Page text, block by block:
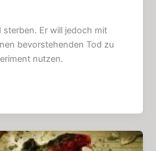
sterben. Er will jedoch mit
bevorstehenden Tod zu
nutzen.